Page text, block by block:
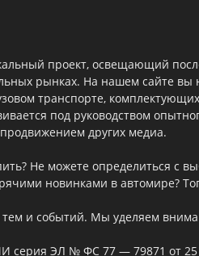
проект, освещающий
рынках. На нашем сайте
транспорте,
под руководством
других медиа.
Не можете определиться
новинками в автомире?
и событий. Мы уделяем
серия ЭЛ № ФС 77 — 79871 от